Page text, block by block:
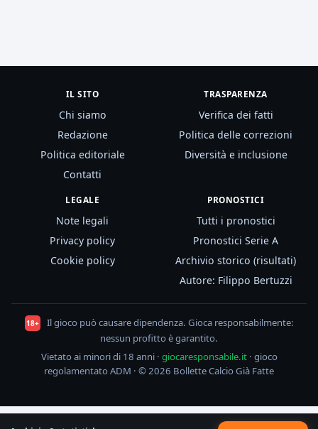
IL SITO
Chi siamo
Redazione
Politica editoriale
Contatti
TRASPARENZA
Verifica dei fatti
Politica delle correzioni
Diversità e inclusione
LEGALE
Note legali
Privacy policy
Cookie policy
PRONOSTICI
Tutti i pronostici
Pronostici Serie A
Archivio storico (risultati)
Autore: Filippo Bertuzzi
18+
Il gioco può causare dipendenza. Gioca responsabilmente:
nessun profitto è garantito.
Vietato ai minori di 18 anni · giocaresponsabile.it· gioco
regolamentato ADM · © 2026 Bollette Calcio Già Fatte